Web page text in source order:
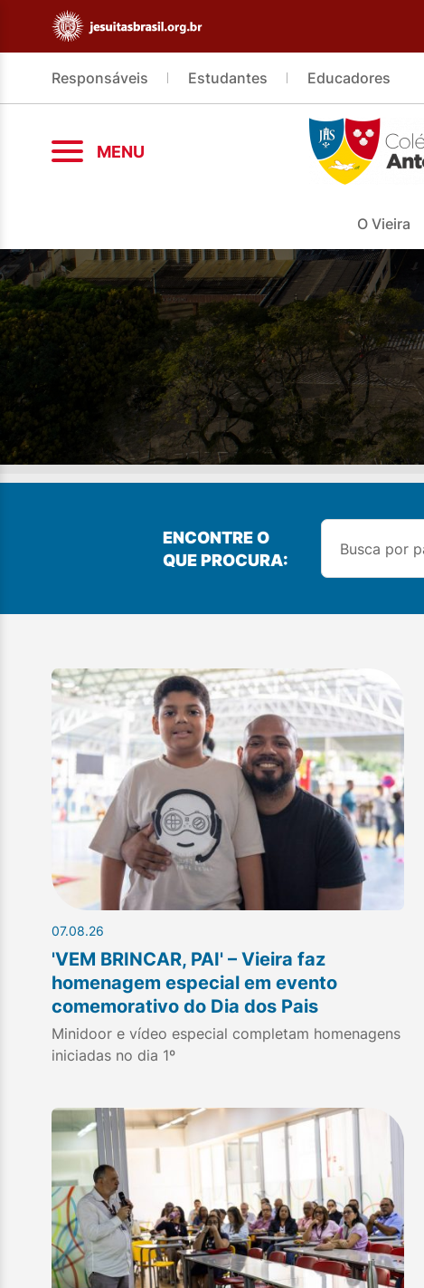
Responsáveis Estudantes Educadores
MENU
O Vieira
ENCONTRE O
QUE PROCURA:
07.08.26
'VEM BRINCAR, PAI' – Vieira faz
homenagem especial em evento
comemorativo do Dia dos Pais
Minidoor e vídeo especial completam homenagens
iniciadas no dia 1º